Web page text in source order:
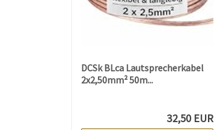
DCSk BLca Lautsprecherkabel
2x2,50mm² 50m...
32,50 EUR